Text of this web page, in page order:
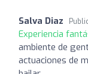
Salva Diaz
Experiencia
ambiente de
actuaciones de